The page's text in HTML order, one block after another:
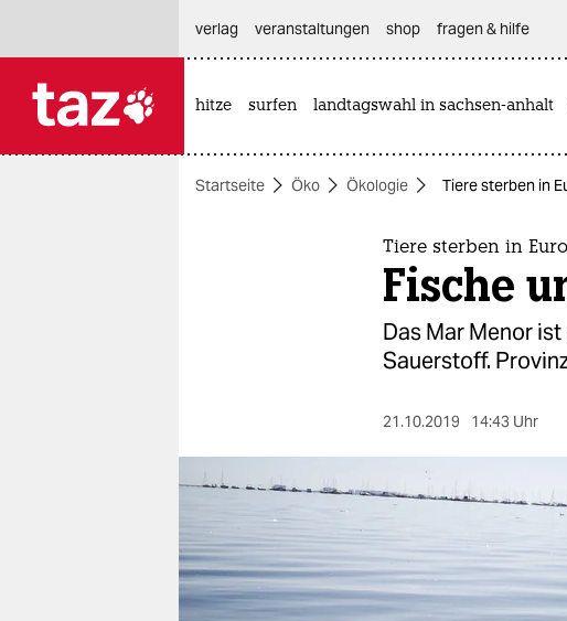
themen
berlin
nord
wahrheit
verlag
veranstaltungen shop fragen & hilfe
hitze surfen landtagswahl in sachsen-anhalt
Startseite Öko Ökologie Tiere sterben in
Tiere sterben in
Fische
Das Mar Menor
Sauerstoff.
21.10.2019 14:43 Uhr